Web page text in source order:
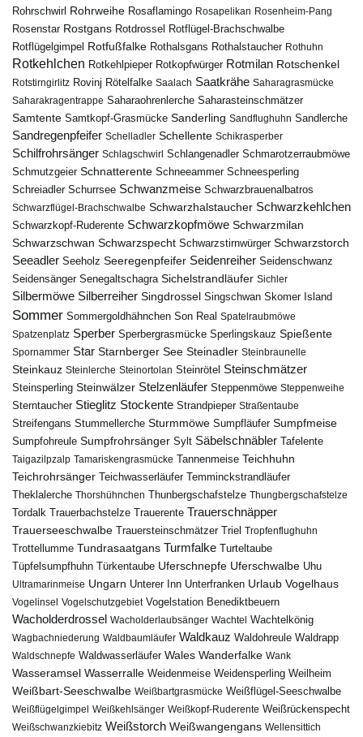
Rohrschwirl Rohrweihe Rosaflamingo Rosapelikan Rosenheim-Pang
Rosenstar Rostgans Rotdrossel
Rotflügel-Brachschwalbe
Rotflügelgimpel Rotfußfalke Rothalsgans Rothalstaucher Rothuhn
Rotkehlchen Rotkehlpieper Rotkopfwürger Rotmilan Rotschenkel
Rotstirngirlitz Rovinj Rötelfalke Saalach Saatkrähe Saharagrasmücke
Saharakragentrappe Saharaohrenlerche Saharasteinschmätzer
Samtente Samtkopf-Grasmücke Sanderling Sandflughuhn Sandlerche
Sandregenpfeifer Schelladler Schellente Schikrasperber
Schilfrohrsänger Schlagschwirl Schlangenadler Schmarotzerraubmöwe
Schmutzgeier Schnatterente Schneeammer Schneesperling
Schreiadler Schurrsee Schwanzmeise Schwarzbrauenalbatros
Schwarzflügel-Brachschwalbe Schwarzhalstaucher Schwarzkehlchen
Schwarzkopf-Ruderente Schwarzkopfmöwe Schwarzmilan
Schwarzschwan Schwarzspecht Schwarzstirnwürger Schwarzstorch
Seeadler Seeholz Seeregenpfeifer Seidenreiher Seidenschwanz
Seidensänger Senegaltschagra Sichelstrandläufer Sichler
Silbermöwe Silberreiher Singdrossel Singschwan Skomer Island
Sommer Sommergoldhähnchen Son Real Spatelraubmöwe
Spatzenplatz Sperber Sperbergrasmücke Sperlingskauz Spießente
Spornammer Star Starnberger See Steinadler Steinbraunelle
Steinkauz Steinlerche Steinortolan Steinrötel Steinschmätzer
Steinsperling Steinwälzer Stelzenläufer Steppenmöwe Steppenweihe
Sterntaucher Stieglitz Stockente Strandpieper Straßentaube
Streifengans Stummellerche Sturmmöwe Sumpfläufer Sumpfmeise
Sumpfohreule Sumpfrohrsänger Sylt Säbelschnäbler Tafelente
Taigazilpzalp Tamariskengrasmücke Tannenmeise Teichhuhn
Teichrohrsänger Teichwasserläufer Temminckstrandläufer
Theklalerche Thorshühnchen Thunbergschafstelze Thungbergschafstelze
Tordalk Trauerbachstelze Trauerente Trauerschnäpper
Trauerseeschwalbe Trauersteinschmätzer Triel Tropfenflughuhn
Trottellumme Tundrasaatgans Turmfalke Turteltaube
Tüpfelsumpfhuhn
Türkentaube Uferschnepfe Uferschwalbe Uhu
Ultramarinmeise Ungarn Unterer Inn Unterfranken Urlaub Vogelhaus
Vogelinsel Vogelschutzgebiet Vogelstation Benediktbeuern
Wacholderdrossel Wacholderlaubsänger Wachtel Wachtelkönig
Wagbachniederung Waldbaumläufer Waldkauz Waldohreule Waldrapp
Waldschnepfe Waldwasserläufer Wales Wanderfalke Wank
Wasseramsel Wasserralle Weidenmeise Weidensperling Weilheim
Weißbart-Seeschwalbe Weißbartgrasmücke Weißflügel-Seeschwalbe
Weißflügelgimpel Weißkehlsänger Weißkopf-Ruderente Weißrückenspecht
Weißschwanzkiebitz Weißstorch Weißwangengans Wellensittich